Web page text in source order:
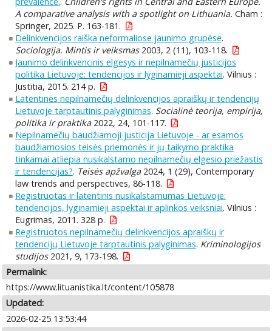
A comparative analysis with a spotlight on Lithuania. Cham :
Springer, 2025. P. 163-181.
Delinkvencijos raiška neformaliose jaunimo grupėse.
Sociologija. Mintis ir veiksmas2003, 2 (11), 103-118.
Jaunimo delinkvencinis elgesys ir nepilnamečių justicijos
politika Lietuvoje: tendencijos ir lyginamieji aspektai. Vilnius :
Justitia, 2015. 214 p.
Latentinės nepilnamečių delinkvencijos apraiškų ir tendencijų
Lietuvoje tarptautinis palyginimas. Socialinė teorija, empirija,
politika ir praktika2022, 24, 101-117.
Nepilnamečių baudžiamoji justicija Lietuvoje - ar esamos
baudžiamosios teisės priemonės ir jų taikymo praktika
tinkamai atliepia nusikalstamo nepilnamečių elgesio priežastis
ir tendencijas?. Teisės apžvalga2024, 1 (29), Contemporary
law trends and perspectives, 86-118.
Registruotas ir latentinis nusikalstamumas Lietuvoje:
tendencijos, lyginamieji aspektai ir aplinkos veiksniai. Vilnius :
Eugrimas, 2011. 328 p.
Registruotos nepilnamečių delinkvencijos apraiškų ir
tendencijų Lietuvoje tarptautinis palyginimas. Kriminologijos
studijos2021, 9, 173-198.
Permalink:
https://www.lituanistika.lt/content/105878
Updated:
2026-02-25 13:53:44